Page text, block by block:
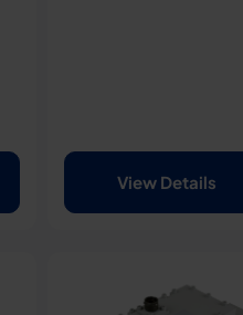
View Details